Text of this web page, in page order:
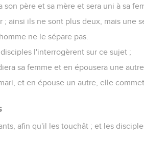
père et sa mère et sera uni à sa
ainsi ils ne sont plus deux, mais une
ne le sépare pas.
l'interrogèrent sur ce sujet ;
sa femme et en épousera une
et en épouse un autre, elle
afin qu'il les touchât ; et les